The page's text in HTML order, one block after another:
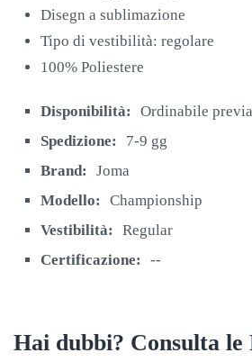
Disegn a sublimazione
Tipo di vestibilità: regolare
100% Poliestere
Disponibilità:
Ordinabile
Spedizione:
7-9 gg
Brand:
Joma
Modello:
Championship
Vestibilità:
Regular
Certificazione:
--
Hai dubbi? Consulta le